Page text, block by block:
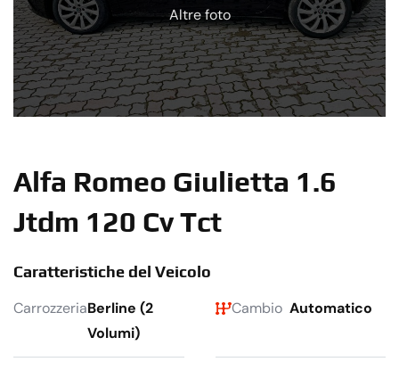
Altre foto
Alfa Romeo Giulietta 1.6
Jtdm 120 Cv Tct
Caratteristiche del Veicolo
CarrozzeriaBerline (2
Volumi)
Cambio Automatico